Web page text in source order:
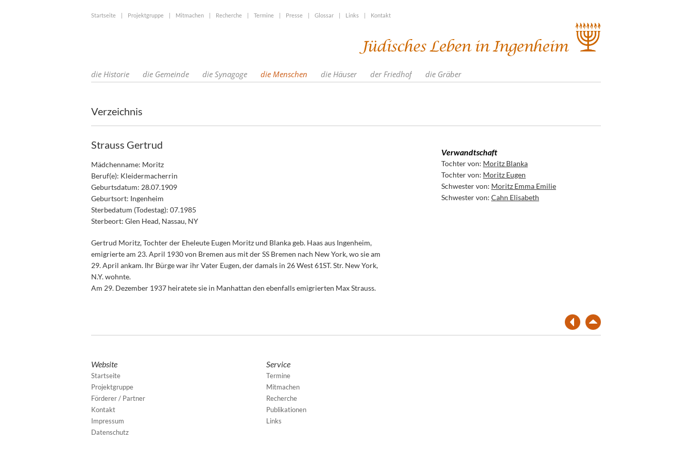
Startseite | Projektgruppe | Mitmachen | Recherche | Termine | Presse | Glossar | Links | Kontakt
die Historie die Gemeinde die Synagoge die Menschen die Häuser der Friedhof die Gräber
Verzeichnis
Strauss Gertrud
Mädchenname: Moritz
Beruf(e): Kleidermacherrin
Geburtsdatum: 28.07.1909
Geburtsort: Ingenheim
Sterbedatum (Todestag): 07.1985
Sterbeort: Glen Head, Nassau, NY
Gertrud Moritz, Tochter der Eheleute Eugen Moritz und Blanka geb. Haas aus Ingenheim,
emigrierte am 23. April 1930 von Bremen aus mit der SS Bremen nach New York, wo sie am
29. April ankam. Ihr Bürge war ihr Vater Eugen, der damals in 26 West 61ST. Str. New York,
N.Y. wohnte.
Am 29. Dezember 1937 heiratete sie in Manhattan den ebenfalls emigrierten Max Strauss.
Verwandtschaft
Tochter von: Moritz Blanka
Tochter von: Moritz Eugen
Schwester von: Moritz Emma Emilie
Schwester von:Cahn Elisabeth
Website
Startseite
Projektgruppe
Förderer / Partner
Kontakt
Impressum
Datenschutz
Service
Termine
Mitmachen
Recherche
Publikationen
Links